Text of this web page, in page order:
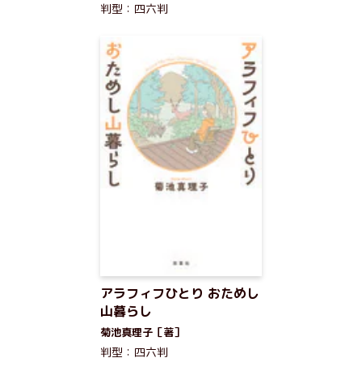
判型：四六判
アラフィフひとり おためし
山暮らし
菊池真理子［著］
判型：四六判